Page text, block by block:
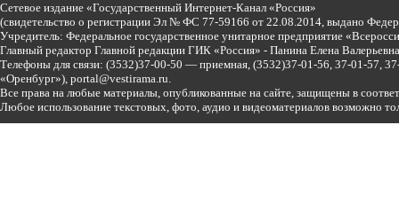
Сетевое издание «Государственный Интернет-Канал «Россия»
(свидетельство о регистрации Эл № ФС 77-59166 от 22.08.2014, выдано
Учредитель: Федеральное государственное унитарное предприятие
Главный редактор Главной редакции ГИК «Россия» - Панина Елена
Телефоны для связи: (3532)37-00-50 — приемная, (3532)37-01-56, 37-01-57,
«Оренбург»), portal@vestirama.ru.
Все права на любые материалы, опубликованные на сайте, защищены в
Любое использование текстовых, фото, аудио и видеоматериалов возможно